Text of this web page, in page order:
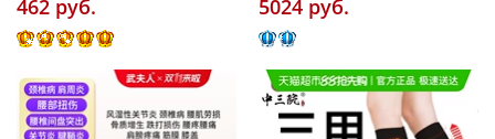
462 pуб. 5024 pуб.